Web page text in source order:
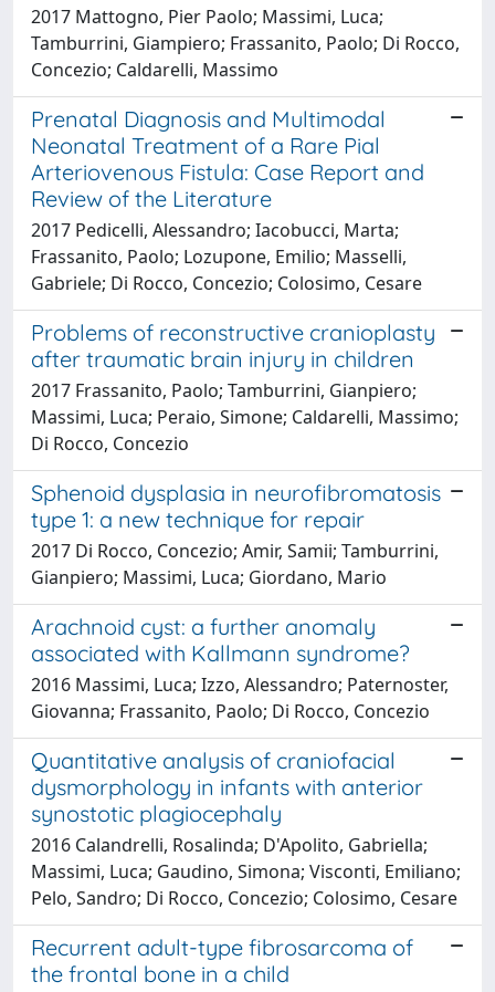
2017 Mattogno, Pier Paolo; Massimi, Luca;
Tamburrini, Giampiero; Frassanito, Paolo; Di Rocco,
Concezio; Caldarelli, Massimo
Prenatal Diagnosis and Multimodal
Neonatal Treatment of a Rare Pial
Arteriovenous Fistula: Case Report and
Review of the Literature
2017 Pedicelli, Alessandro; Iacobucci, Marta;
Frassanito, Paolo; Lozupone, Emilio; Masselli,
Gabriele; Di Rocco, Concezio; Colosimo, Cesare
Problems of reconstructive cranioplasty
after traumatic brain injury in children
2017 Frassanito, Paolo; Tamburrini, Gianpiero;
Massimi, Luca; Peraio, Simone; Caldarelli, Massimo;
Di Rocco, Concezio
Sphenoid dysplasia in neurofibromatosis
type 1: a new technique for repair
2017 Di Rocco, Concezio; Amir, Samii; Tamburrini,
Gianpiero; Massimi, Luca; Giordano, Mario
Arachnoid cyst: a further anomaly
associated with Kallmann syndrome?
2016 Massimi, Luca; Izzo, Alessandro; Paternoster,
Giovanna; Frassanito, Paolo; Di Rocco, Concezio
Quantitative analysis of craniofacial
dysmorphology in infants with anterior
synostotic plagiocephaly
2016 Calandrelli, Rosalinda; D'Apolito, Gabriella;
Massimi, Luca; Gaudino, Simona; Visconti, Emiliano;
Pelo, Sandro; Di Rocco, Concezio; Colosimo, Cesare
Recurrent adult-type fibrosarcoma of
the frontal bone in a child